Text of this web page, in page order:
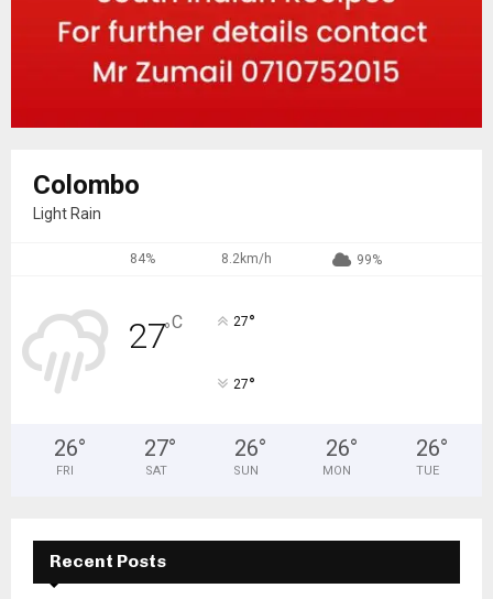
Colombo
Light Rain
84% 8.2km/h 99%
27°C 27°
27°
26°
FRI
27°
SAT
26°
SUN
26°
MON
26°
TUE
Recent Posts